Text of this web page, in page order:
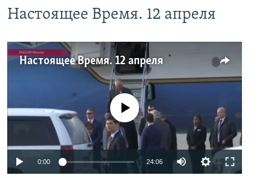
Настоящее Время. 12 апреля
Настоящее Время. 12 апреля
No media source currently available
0:00 24:06